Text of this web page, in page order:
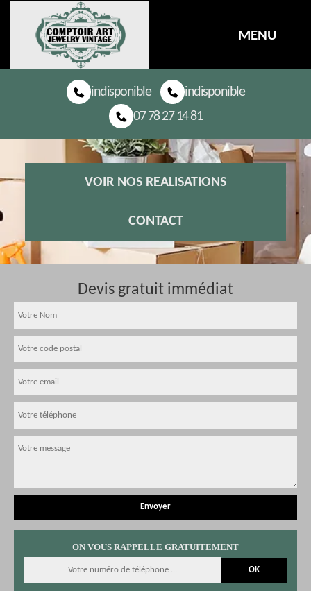
MENU
indisponible
indisponible
07 78 27 14 81
VOIR NOS REALISATIONS
CONTACT
Devis gratuit immédiat
ON VOUS RAPPELLE GRATUITEMENT